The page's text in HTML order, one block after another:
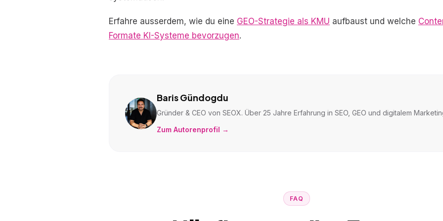
Erfahre ausserdem, wie du eine GEO-Strategie als KMU aufbaust und welche
Formate KI-Systeme bevorzugen.
Baris Gündogdu
Gründer & CEO von SEOX. Über 25 Jahre Erfahrung in SEO, GEO und digitalem
Zum Autorenprofil →
FAQ